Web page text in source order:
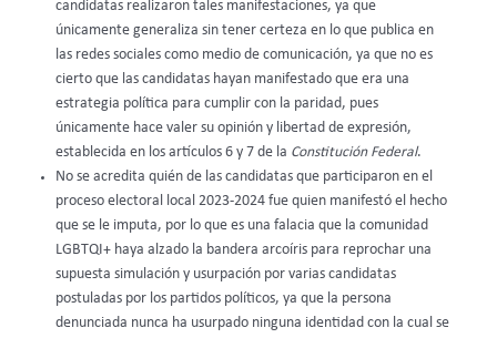
candidatas realizaron tales manifestaciones, ya que
únicamente generaliza sin tener certeza en lo que publica en
las redes sociales como medio de comunicación, ya que no es
cierto que las candidatas hayan manifestado que era una
estrategia política para cumplir con la paridad, pues
únicamente hace valer su opinión y libertad de expresión,
establecida en los artículos 6 y 7 de la Constitución Federal.
No se acredita quién de las candidatas que participaron en el
proceso electoral local 2023-2024 fue quien manifestó el hecho
que se le imputa, por lo que es una falacia que la comunidad
LGBTQI+ haya alzado la bandera arcoíris para reprochar una
supuesta simulación y usurpación por varias candidatas
postuladas por los partidos políticos, ya que la persona
denunciada nunca ha usurpado ninguna identidad con la cual se